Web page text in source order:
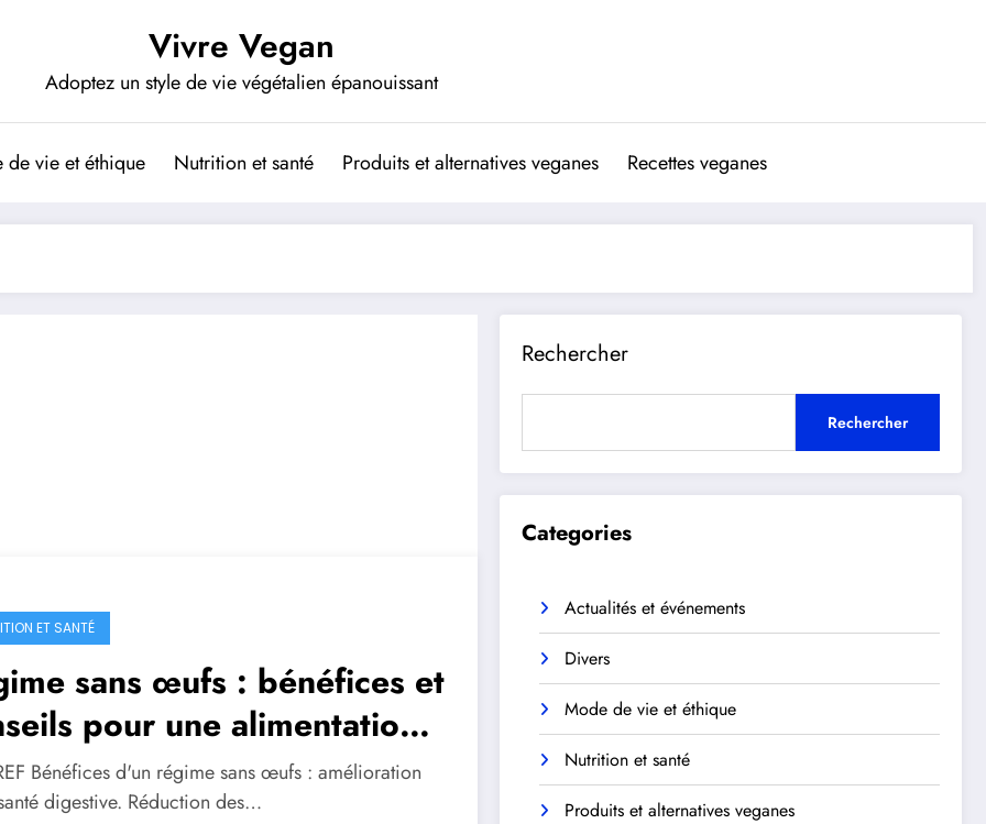
Vivre Vegan
Adoptez un style de vie végétalien épanouissant
de vie et éthique Nutrition et santé Produits et alternatives veganes Recettes veganes
ET SANTÉ
sans œufs : bénéfices et
pour une alimentation
Bénéfices d'un régime sans œufs : amélioration
digestive. Réduction des…
Rechercher
Rechercher
Categories
Actualités et événements
Divers
Mode de vie et éthique
Nutrition et santé
Produits et alternatives veganes